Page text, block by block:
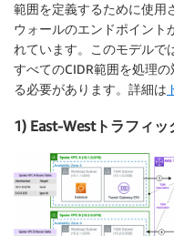
範囲を定義するために使用
ウォールのエンドポイント
れています。このモデルで
すべてのCIDR範囲を処理
る必要があります。詳細は
1) East-Westトラフィ